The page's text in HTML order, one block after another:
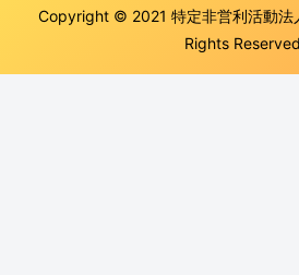
Copyright © 2021 特定非営利活動法
Rights